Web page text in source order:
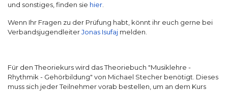
und sonstiges, finden sie hier
Wenn Ihr Fragen zu der Prüfung habt, könnt ihr euch gerne bei
VerbandsjugendleiterJonas Isufaj melden.
Für den Theoriekurs wird das Theoriebuch "Musiklehre -
Rhythmik - Gehörbildung" von Michael Stecher benötigt. Dieses
muss sich jeder Teilnehmer vorab bestellen, um an dem Kurs